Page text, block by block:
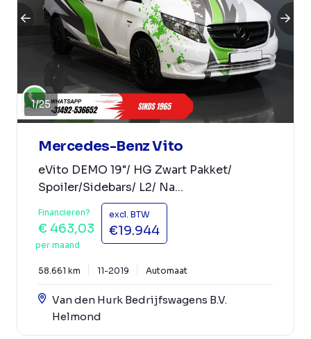
1/25
Mercedes-Benz Vito
eVito DEMO 19"/ HG Zwart Pakket/
Spoiler/Sidebars/ L2/ Na...
Financieren?
€ 463,03
per maand
excl. BTW
€19.944
58.661 km 11-2019 Automaat
Van den Hurk Bedrijfswagens B.V.
Helmond